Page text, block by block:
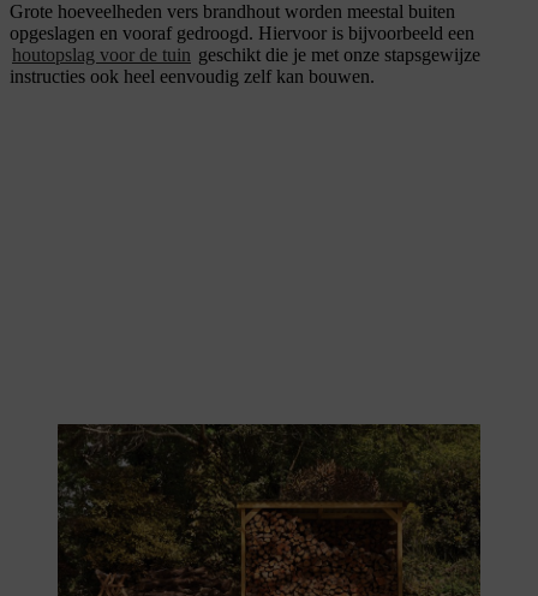
Grote hoeveelheden vers brandhout worden meestal buiten
opgeslagen en vooraf gedroogd. Hiervoor is bijvoorbeeld een
houtopslag voor de tuin geschikt die je met onze stapsgewijze
instructies ook heel eenvoudig zelf kan bouwen.